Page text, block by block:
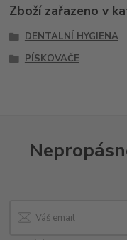
Zboží zařazeno v
DENTALNÍ HYGIENA
PÍSKOVAČE